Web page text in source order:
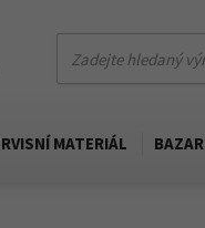
MATERIÁL BAZAR